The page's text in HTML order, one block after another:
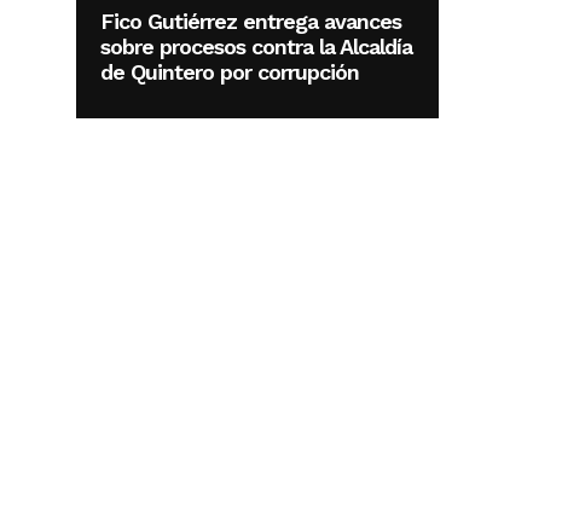
Fico Gutiérrez entrega avances
sobre procesos contra la Alcaldía
de Quintero por corrupción